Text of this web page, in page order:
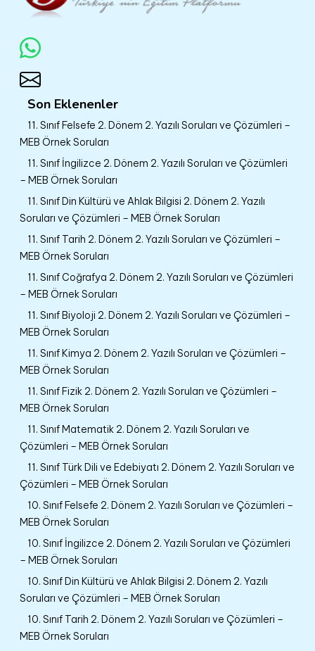
Son Eklenenler
11. Sınıf Felsefe 2. Dönem 2. Yazılı Soruları ve Çözümleri –
MEB Örnek Soruları
11. Sınıf İngilizce 2. Dönem 2. Yazılı Soruları ve Çözümleri
– MEB Örnek Soruları
11. Sınıf Din Kültürü ve Ahlak Bilgisi 2. Dönem 2. Yazılı
Soruları ve Çözümleri – MEB Örnek Soruları
11. Sınıf Tarih 2. Dönem 2. Yazılı Soruları ve Çözümleri –
MEB Örnek Soruları
11. Sınıf Coğrafya 2. Dönem 2. Yazılı Soruları ve Çözümleri
– MEB Örnek Soruları
11. Sınıf Biyoloji 2. Dönem 2. Yazılı Soruları ve Çözümleri –
MEB Örnek Soruları
11. Sınıf Kimya 2. Dönem 2. Yazılı Soruları ve Çözümleri –
MEB Örnek Soruları
11. Sınıf Fizik 2. Dönem 2. Yazılı Soruları ve Çözümleri –
MEB Örnek Soruları
11. Sınıf Matematik 2. Dönem 2. Yazılı Soruları ve
Çözümleri – MEB Örnek Soruları
11. Sınıf Türk Dili ve Edebiyatı 2. Dönem 2. Yazılı Soruları ve
Çözümleri – MEB Örnek Soruları
10. Sınıf Felsefe 2. Dönem 2. Yazılı Soruları ve Çözümleri –
MEB Örnek Soruları
10. Sınıf İngilizce 2. Dönem 2. Yazılı Soruları ve Çözümleri
– MEB Örnek Soruları
10. Sınıf Din Kültürü ve Ahlak Bilgisi 2. Dönem 2. Yazılı
Soruları ve Çözümleri – MEB Örnek Soruları
10. Sınıf Tarih 2. Dönem 2. Yazılı Soruları ve Çözümleri –
MEB Örnek Soruları